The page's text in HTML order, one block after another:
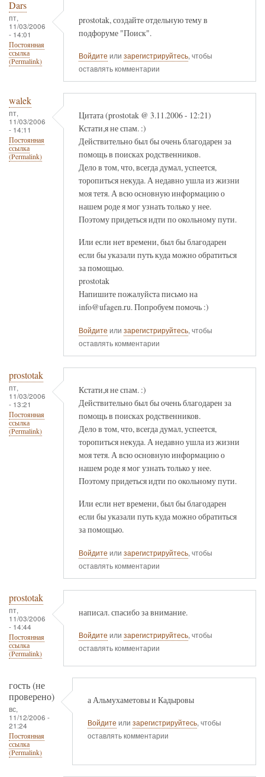
Dars
пт,
11/03/2006
- 14:01
Постоянная
ссылка
(Permalink)
prostotak, создайте отдельную тему в
подфоруме "Поиск".
Войдите или зарегистрируйтесь, чтобы
оставлять комментарии
walek
пт,
11/03/2006
- 14:11
Постоянная
ссылка
(Permalink)
Цитата (prostotak @ 3.11.2006 - 12:21)
Кстати,я не спам. :)
Действительно был бы очень благодарен за
помощь в поисках родственников.
Дело в том, что, всегда думал, успеется,
торопиться некуда. А недавно ушла из жизни
моя тетя. А всю основную информацию о
нашем роде я мог узнать только у нее.
Поэтому придеться идти по окольному пути.
Или если нет времени, был бы благодарен
если бы указали путь куда можно обратиться
за помощью.
prostotak
Напишите пожалуйста письмо на
info@ufagen.ru. Попробуем помочь :)
Войдите или зарегистрируйтесь, чтобы
оставлять комментарии
prostotak
пт,
11/03/2006
- 13:21
Постоянная
ссылка
(Permalink)
Кстати,я не спам. :)
Действительно был бы очень благодарен за
помощь в поисках родственников.
Дело в том, что, всегда думал, успеется,
торопиться некуда. А недавно ушла из жизни
моя тетя. А всю основную информацию о
нашем роде я мог узнать только у нее.
Поэтому придеться идти по окольному пути.
Или если нет времени, был бы благодарен
если бы указали путь куда можно обратиться
за помощью.
Войдите или зарегистрируйтесь, чтобы
оставлять комментарии
prostotak
пт,
11/03/2006
- 14:44
Постоянная
ссылка
(Permalink)
написал. спасибо за внимание.
Войдите или зарегистрируйтесь, чтобы
оставлять комментарии
гость (не
проверено)
вс,
11/12/2006 -
21:24
Постоянная
ссылка
(Permalink)
а Альмухаметовы и Кадыровы
Войдите или зарегистрируйтесь, чтобы
оставлять комментарии